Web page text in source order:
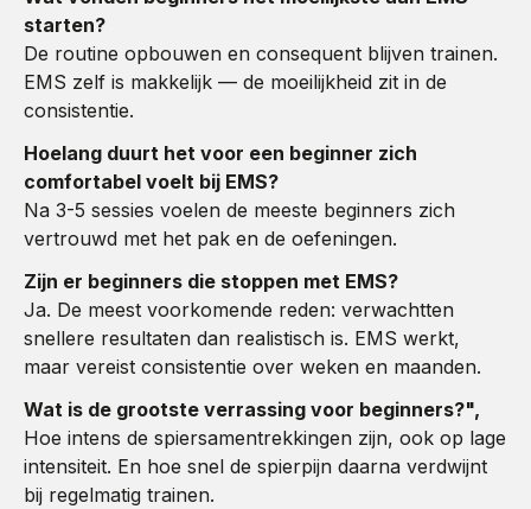
starten?
De routine opbouwen en consequent blijven trainen.
EMS zelf is makkelijk — de moeilijkheid zit in de
consistentie.
Hoelang duurt het voor een beginner zich
comfortabel voelt bij EMS?
Na 3-5 sessies voelen de meeste beginners zich
vertrouwd met het pak en de oefeningen.
Zijn er beginners die stoppen met EMS?
Ja. De meest voorkomende reden: verwachtten
snellere resultaten dan realistisch is. EMS werkt,
maar vereist consistentie over weken en maanden.
Wat is de grootste verrassing voor beginners?",
Hoe intens de spiersamentrekkingen zijn, ook op lage
intensiteit. En hoe snel de spierpijn daarna verdwijnt
bij regelmatig trainen.